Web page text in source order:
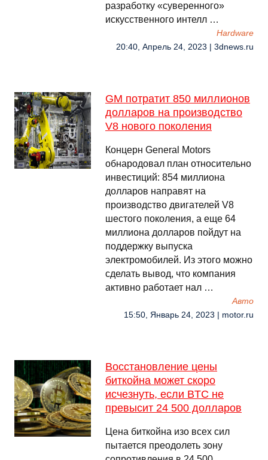
разработку «суверенного»
искусственного интелл …
Hardware
20:40, Апрель 24, 2023 | 3dnews.ru
GM потратит 850 миллионов
долларов на производство
V8 нового поколения
Концерн General Motors
обнародовал план относительно
инвестиций: 854 миллиона
долларов направят на
производство двигателей V8
шестого поколения, а еще 64
миллиона долларов пойдут на
поддержку выпуска
электромобилей. Из этого можно
сделать вывод, что компания
активно работает нал …
Авто
15:50, Январь 24, 2023 | motor.ru
Восстановление цены
биткойна может скоро
исчезнуть, если BTC не
превысит 24 500 долларов
Цена биткойна изо всех сил
пытается преодолеть зону